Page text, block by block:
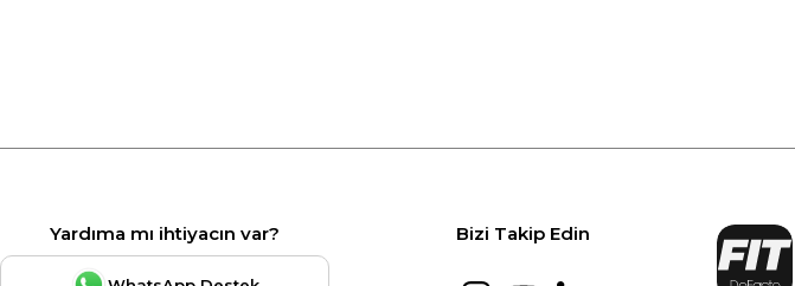
Yardıma mı ihtiyacın var? Bizi Takip Edin